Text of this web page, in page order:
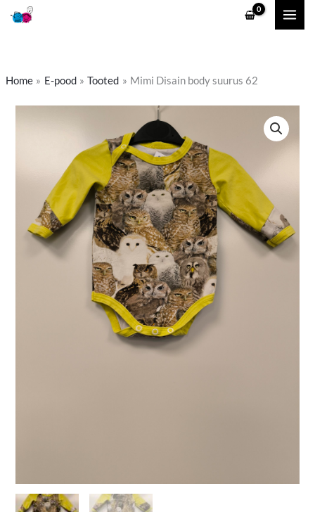
Skip
Home E-pood Tooted Mimi Disain body suurus 62